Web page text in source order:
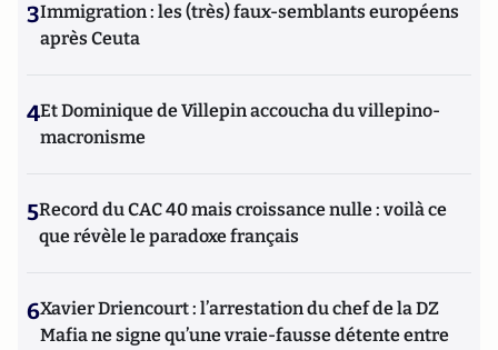
3Immigration : les (très) faux-semblants européens
après Ceuta
4Et Dominique de Villepin accoucha du villepino-
macronisme
5Record du CAC 40 mais croissance nulle : voilà ce
que révèle le paradoxe français
6Xavier Driencourt : l’arrestation du chef de la DZ
Mafia ne signe qu’une vraie-fausse détente entre